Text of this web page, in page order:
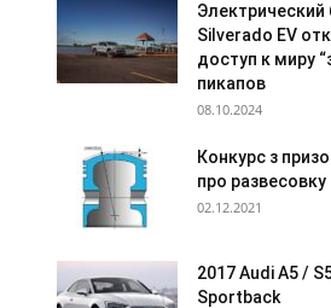
Silverado EV
доступ к миру
пикапов
08.10.2024
Конкурс з
про развесовку
02.12.2021
2017 Audi A5 /
Sportback